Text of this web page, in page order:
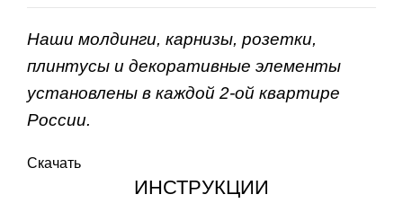
Наши молдинги, карнизы, розетки,
плинтусы и декоративные элементы
установлены в каждой 2-ой квартире
России.
Скачать
ИНСТРУКЦИИ